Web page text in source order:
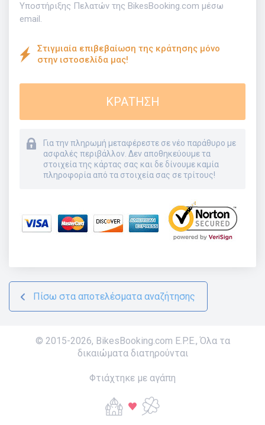
Υποστήριξης Πελατών της BikesBooking.com μέσω
email.
Στιγμιαία επιβεβαίωση της κράτησης μόνο
στην ιστοσελίδα μας!
ΚΡΑΤΗΣΗ
Για την πληρωμή μεταφέρεστε σε νέο παράθυρο με
ασφαλές περιβάλλον. Δεν αποθηκεύουμε τα
στοιχεία της κάρτας σας και δε δίνουμε καμία
πληροφορία από τα στοιχεία σας σε τρίτους!
Πίσω στα αποτελέσματα αναζήτησης
© 2015-2026, BikesBooking.com E.P.E.,Όλα τα
δικαιώματα διατηρούνται
Φτιάχτηκε με αγάπη